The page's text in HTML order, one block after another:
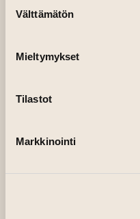
valinta
Välttämätön
Mieltymykset
Tilastot
Markkinointi
heittäydytään
omannäköisiä
itselle tai lahjaksi.
ideoiden kanssa tai
josta ehdit kahden
Työsi voi olla esim.
muutama koriste
Kurssilla on